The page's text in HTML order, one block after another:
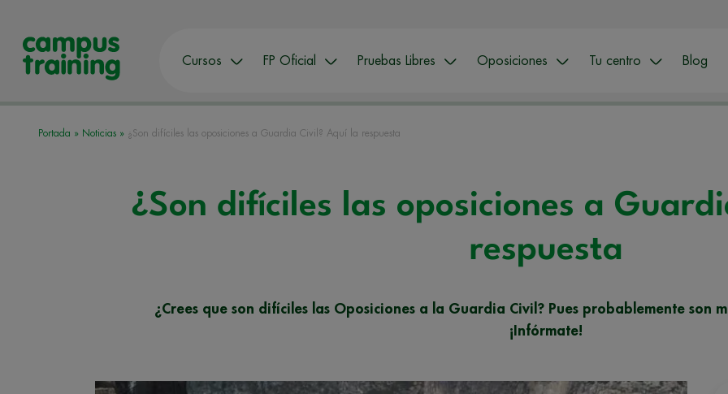
Cursos FP Oficial Pruebas Libres Oposiciones Tu centro Blog
Portada » Noticias » ¿Son difíciles las oposiciones a Guardia Civil? Aquí la respuesta
¿Son difíciles las oposiciones a
respuesta
¿Crees que son difíciles las Oposiciones a la Guardia Civil? Pues probablemente son
¡Infórmate!